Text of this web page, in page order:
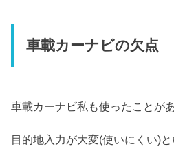
車載カーナビの欠点
車載カーナビ私も使ったことが
目的地入力が大変(使いにくい)と